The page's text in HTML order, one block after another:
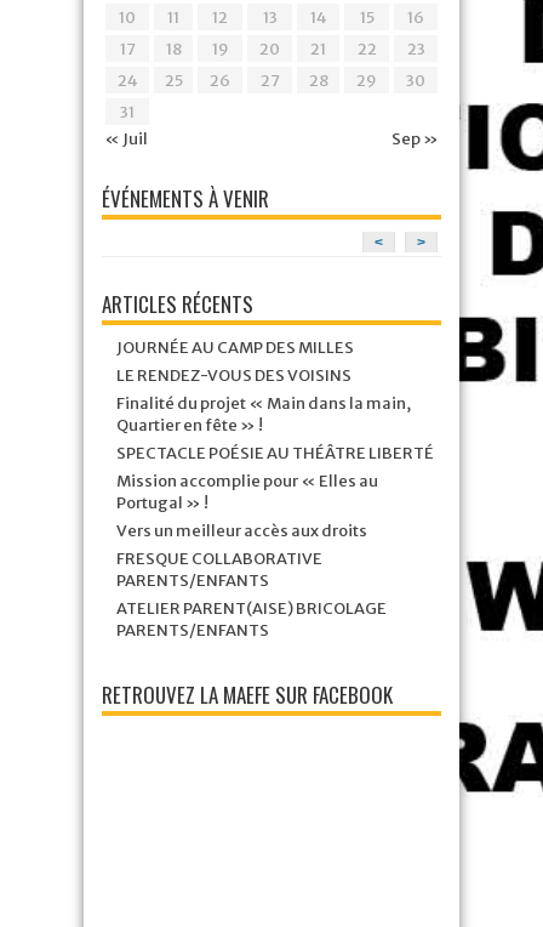
10
11 12 13 14 15
16
17
18 19 20 21 22
23
24
25 26 27 28 29
30
31
« Juil
Sep »
ÉVÉNEMENTS À VENIR
< >
ARTICLES RÉCENTS
JOURNÉE AU CAMP DES MILLES
LE RENDEZ-VOUS DES VOISINS
Finalité du projet « Main dans la main,
Quartier en fête » !
SPECTACLE POÉSIE AU THÉÂTRE LIBERTÉ
Mission accomplie pour « Elles au
Portugal » !
Vers un meilleur accès aux droits
FRESQUE COLLABORATIVE
PARENTS/ENFANTS
ATELIER PARENT(AISE) BRICOLAGE
PARENTS/ENFANTS
RETROUVEZ LA MAEFE SUR FACEBOOK